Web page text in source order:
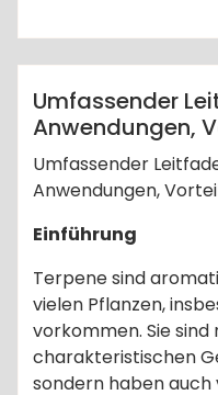
Anleitungen
Terpene Risiken,
Umfassender
Anwendungen,
Umfassender
Anwendungen,
Einführung
Terpene sind
vielen Pflanzen,
vorkommen. Sie
charakteristischen
sondern haben